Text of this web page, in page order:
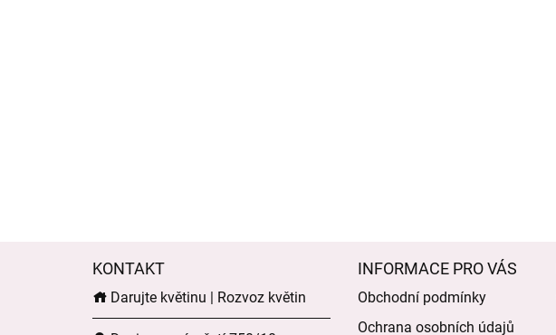
KONTAKT
Darujte květinu | Rozvoz květin
INFORMACE PRO VÁS
Obchodní podmínky
Ochrana osobních údajů